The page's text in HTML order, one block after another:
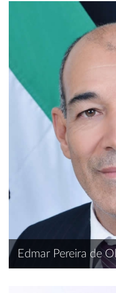
Edmar Pereira de